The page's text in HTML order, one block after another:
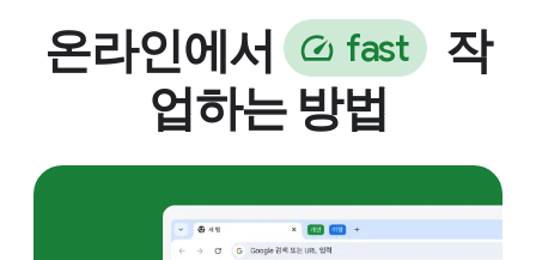
온라인에서 fast
작
업하는 방법